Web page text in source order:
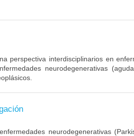
perspectiva interdisciplinarios en
neurodegenerativas
neurodegenerativas